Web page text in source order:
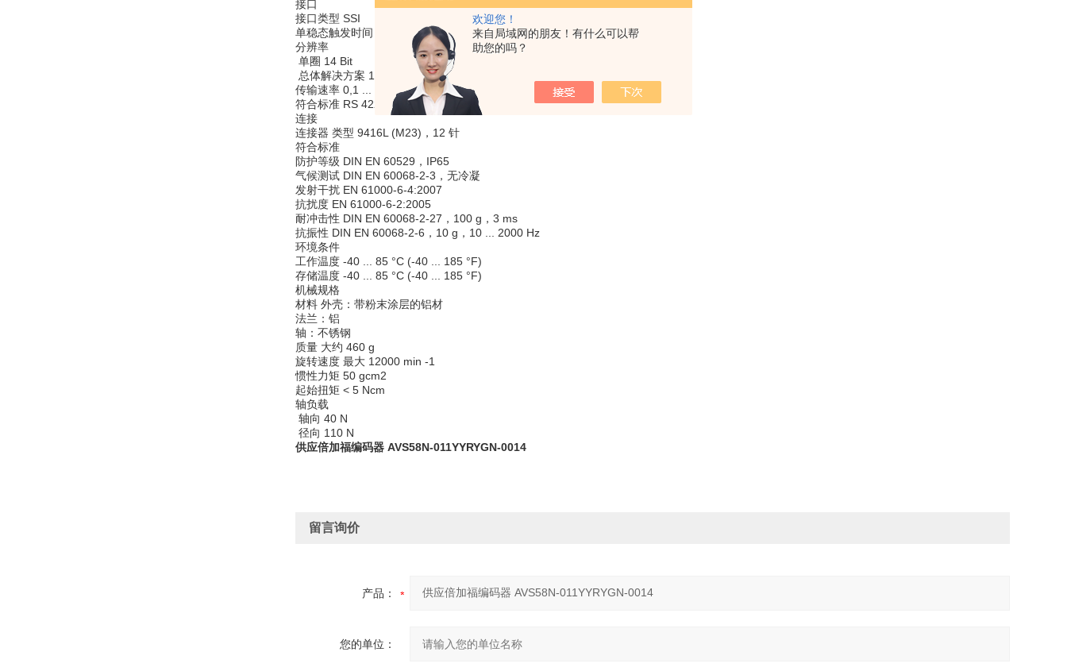
欢迎您！
来自局域网的朋友！有什么可以帮
助您的吗？
接口
接口类型 SSI
单稳态触发时间 20 ± 10 µs
分辨率
单圈 14 Bit
总体解决方案 14 Bit
传输速率 0,1 ... 2 MBit/s
符合标准 RS 422
连接
连接器 类型 9416L (M23)，12 针
符合标准
防护等级 DIN EN 60529，IP65
气候测试 DIN EN 60068-2-3，无冷凝
发射干扰 EN 61000-6-4:2007
抗扰度 EN 61000-6-2:2005
耐冲击性 DIN EN 60068-2-27，100 g，3 ms
抗振性 DIN EN 60068-2-6，10 g，10 ... 2000 Hz
环境条件
工作温度 -40 ... 85 °C (-40 ... 185 °F)
存储温度 -40 ... 85 °C (-40 ... 185 °F)
机械规格
材料 外壳：带粉末涂层的铝材
法兰：铝
轴：不锈钢
质量 大约 460 g
旋转速度 最大 12000 min -1
惯性力矩 50 gcm2
起始扭矩 < 5 Ncm
轴负载
轴向 40 N
径向 110 N
供应倍加福编码器 AVS58N-011YYRYGN-0014
留言询价
产品：
您的单位：